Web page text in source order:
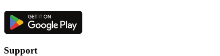
Support